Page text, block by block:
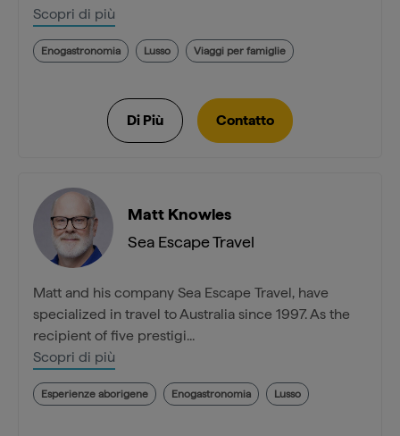
Scopri di più
Enogastronomia Lusso Viaggi per famiglie
Matt Knowles
Sea Escape Travel
Matt and his company Sea Escape Travel, have
specialized in travel to Australia since 1997. As the
recipient of five prestigi...
Scopri di più
Esperienze aborigene Enogastronomia Lusso